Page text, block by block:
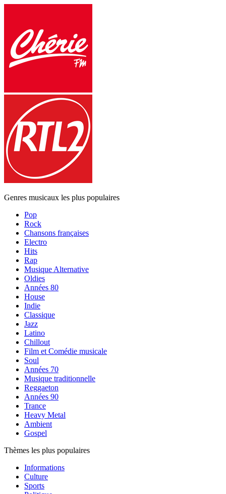
Genres musicaux les plus populaires
Pop
Rock
Chansons françaises
Electro
Hits
Rap
Musique Alternative
Oldies
Années 80
House
Indie
Classique
Jazz
Latino
Chillout
Film et Comédie musicale
Soul
Années 70
Musique traditionnelle
Reggaeton
Années 90
Trance
Heavy Metal
Ambient
Gospel
Thèmes les plus populaires
Informations
Culture
Sports